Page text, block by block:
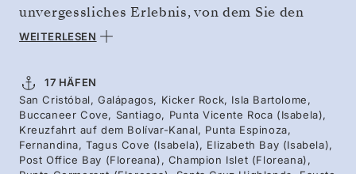
unvergessliches Erlebnis, von dem Sie den
Rest Ihres Lebens zehren werden. Das erste,
Origin ihre Fahrt durch die kristallklaren
türkisfarbenen Gewässer des Archipels antritt,
ist der unverwechselbare Ruf der
Darwinfinken über Ihnen. Unter der
WEITERLESEN
17 HÄFEN
San Cristóbal, Galápagos, Kicker Rock, Isla Bartolome,
Buccaneer Cove, Santiago, Punta Vicente Roca (Isabela),
Kreuzfahrt auf dem Bolívar-Kanal, Punta Espinoza,
Fernandina, Tagus Cove (Isabela), Elizabeth Bay (Isabela),
Post Office Bay (Floreana), Champion Islet (Floreana),